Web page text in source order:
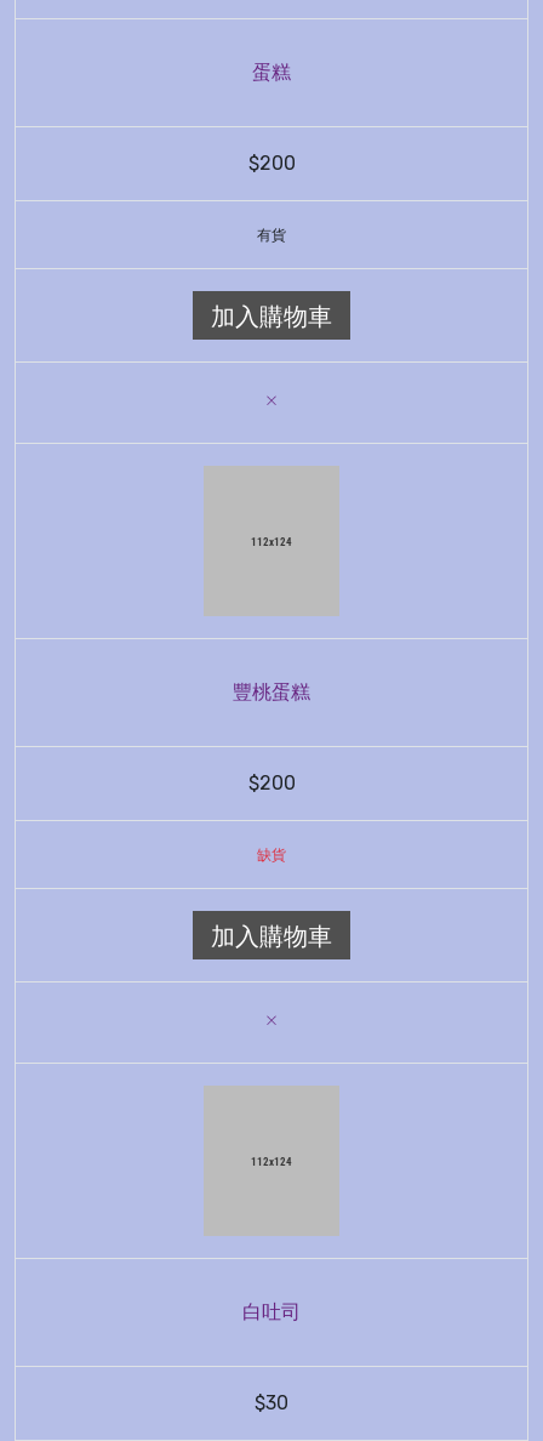
蛋糕
$200
有貨
加入購物車
豐桃蛋糕
$200
缺貨
加入購物車
白吐司
$30